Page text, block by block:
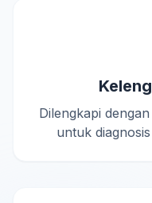
Dilengkapi
untuk